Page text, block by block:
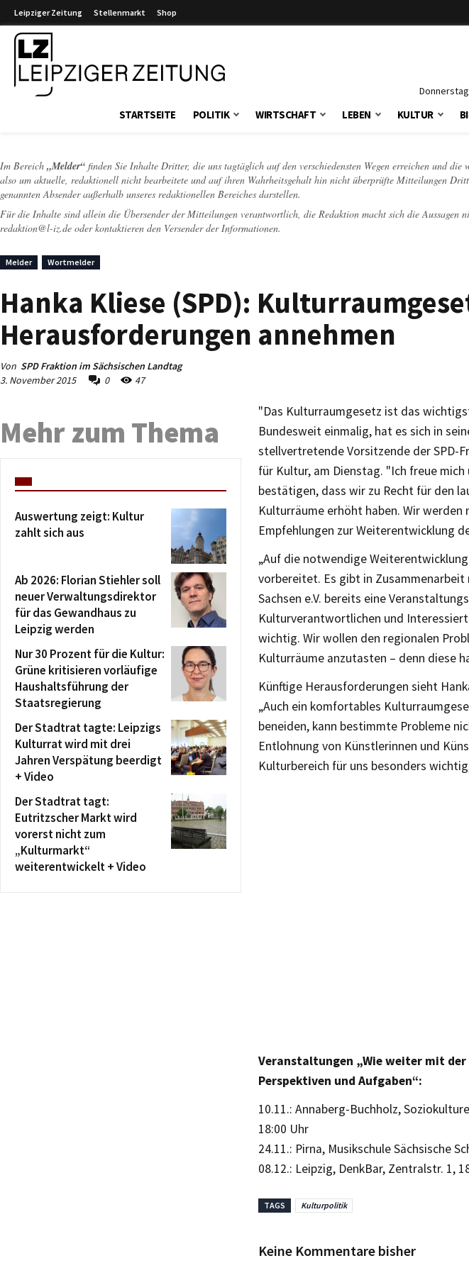
Leipziger Zeitung Stellenmarkt Shop
STARTSEITE POLITIK WIRTSCHAFT LEBEN KULTUR
Im Bereich „Melder“ finden Sie Inhalte Dritter, die uns tagtäglich auf den verschiedensten Wegen erreichen und
also um aktuelle, redaktionell nicht bearbeitete und auf ihren Wahrheitsgehalt hin nicht überprüfte Mitteilungen
genannten Absender außerhalb unseres redaktionellen Bereiches darstellen.
Für die Inhalte sind allein die Übersender der Mitteilungen verantwortlich, die Redaktion macht sich die Aussagen
redaktion@l-iz.de oder kontaktieren den Versender der Informationen.
Melder Wortmelder
Hanka Kliese (SPD):
Herausforderungen annehmen
Von SPD Fraktion im Sächsischen Landtag
3. November 2015
0 47
"Das Kulturraumgesetz ist das
Bundesweit einmalig, hat es sich in
stellvertretende Vorsitzende der SPD-
für Kultur, am Dienstag. "Ich freue
bestätigen, dass wir zu Recht für den
Kulturräume erhöht haben. Wir werden
Empfehlungen zur Weiterentwicklung
„Auf die notwendige
vorbereitet. Es gibt in
Sachsen e.V. bereits eine
Kulturverantwortlichen und
wichtig. Wir wollen den regionalen
Kulturräume anzutasten – denn diese
Künftige Herausforderungen sieht
„Auch ein komfortables
beneiden, kann bestimmte Probleme
Entlohnung von Künstlerinnen und
Kulturbereich für uns besonders
Veranstaltungen „Wie weiter mit
Perspektiven und Aufgaben“:
10.11.: Annaberg-Buchholz,
18:00 Uhr
24.11.: Pirna, Musikschule Sächsische
08.12.: Leipzig, DenkBar, Zentralstr. 1,
TAGS Kulturpolitik
Keine Kommentare bisher
Mehr zum Thema
Auswertung zeigt: Kultur
zahlt sich aus
Ab 2026: Florian Stiehler soll
neuer Verwaltungsdirektor
für das Gewandhaus zu
Leipzig werden
Nur 30 Prozent für die Kultur:
Grüne kritisieren vorläufige
Haushaltsführung der
Staatsregierung
Der Stadtrat tagte: Leipzigs
Kulturrat wird mit drei
Jahren Verspätung beerdigt
+ Video
Der Stadtrat tagt:
Eutritzscher Markt wird
vorerst nicht zum
„Kulturmarkt“
weiterentwickelt + Video